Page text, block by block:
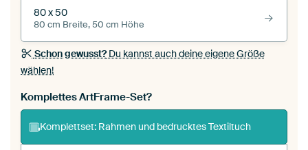
80 x 50
80 cm Breite, 50 cm Höhe
Schon gewusst?Du kannst auch deine eigene Größe
wählen!
Komplettes ArtFrame-Set?
Komplettset: Rahmen und bedrucktes Textiltuch